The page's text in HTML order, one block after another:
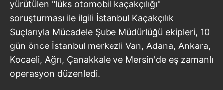
yürütülen "lüks otomobil kaçakçılığı"
soruşturması ile ilgili İstanbul Kaçakçılık
Suçlarıyla Mücadele Şube Müdürlüğü ekipleri, 10
gün önce İstanbul merkezli Van, Adana, Ankara,
Kocaeli, Ağrı, Çanakkale ve Mersin'de eş zamanlı
operasyon düzenledi.